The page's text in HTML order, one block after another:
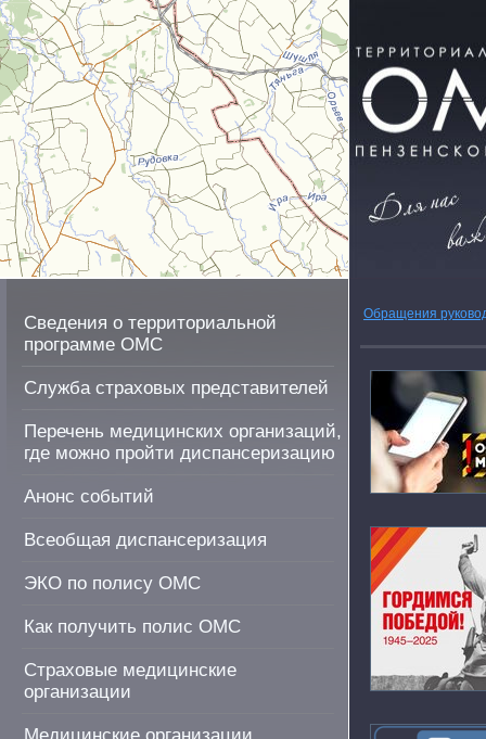
Сведения о территориальной
программе ОМС
Служба страховых представителей
Перечень медицинских организаций,
где можно пройти диспансеризацию
Анонс событий
Всеобщая диспансеризация
ЭКО по полису ОМС
Как получить полис ОМС
Страховые медицинские
организации
Обращения